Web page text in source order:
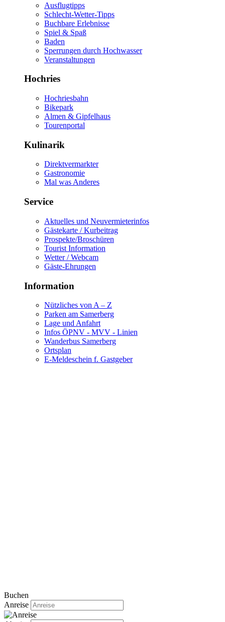
Ausflugtipps
Schlecht-Wetter-Tipps
Buchbare Erlebnisse
Spiel & Spaß
Baden
Sperrungen durch Hochwasser
Veranstaltungen
Hochries
Hochriesbahn
Bikepark
Almen & Gipfelhaus
Tourenportal
Kulinarik
Direktvermarkter
Gastronomie
Mal was Anderes
Service
Aktuelles und Neuvermieterinfos
Gästekarte / Kurbeitrag
Prospekte/Broschüren
Tourist Information
Wetter / Webcam
Gäste-Ehrungen
Information
Nützliches von A – Z
Parken am Samerberg
Lage und Anfahrt
Infos ÖPNV - MVV - Linien
Wanderbus Samerberg
Ortsplan
E-Meldeschein f. Gastgeber
Buchen
Anreise